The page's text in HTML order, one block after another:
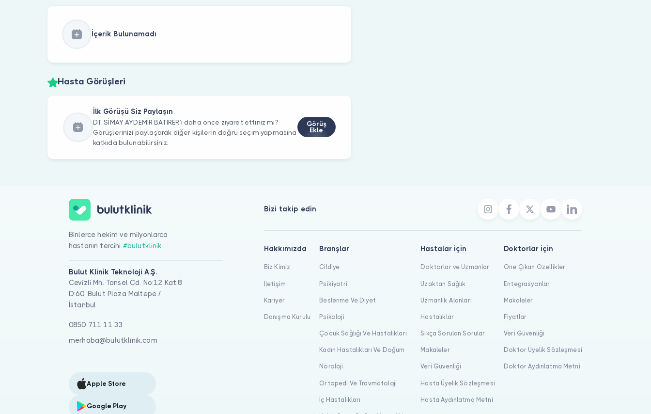
İçerik Bulunamadı
Hasta Görüşleri
İlk Görüşü Siz Paylaşın
DT. SİMAY AYDEMİR BATIRER’ı daha önce ziyaret ettiniz mi?
Görüşlerinizi paylaşarak diğer kişilerin doğru seçim yapmasına
katkıda bulunabilirsiniz.
Görüş
Ekle
Binlerce hekim ve milyonlarca
hastanın tercihi #bulutklinik
Bulut Klinik Teknoloji A.Ş.
Cevizli Mh. Tansel Cd. No:12 Kat:8
D:60, Bulut Plaza Maltepe /
İstanbul
0850 711 11 33
merhaba@bulutklinik.com
Apple Store
Google Play
Bizi takip edin
Hakkımızda
Biz Kimiz
İletişim
Kariyer
Danışma Kurulu
Branşlar
Cildiye
Psikiyatri
Beslenme Ve Diyet
Psikoloji
Çocuk Sağlığı Ve Hastalıkları
Kadın Hastalıkları Ve Doğum
Nöroloji
Ortopedi Ve Travmatoloji
İç Hastalıkları
Hastalar için
Doktorlar ve Uzmanlar
Uzaktan Sağlık
Uzmanlık Alanları
Hastalıklar
Sıkça Sorulan Sorular
Makaleler
Veri Güvenliği
Hasta Üyelik Sözleşmesi
Hasta Aydınlatma Metni
Doktorlar için
Öne Çıkan Özellikler
Entegrasyonlar
Makaleler
Fiyatlar
Veri Güvenliği
Doktor Üyelik Sözleşmesi
Doktor Aydınlatma Metni